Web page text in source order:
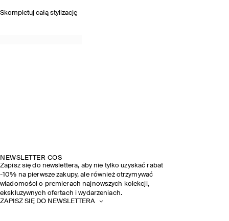
Skompletuj całą stylizację
NEWSLETTER COS
Zapisz się do newslettera, aby nie tylko uzyskać rabat
-10% na pierwsze zakupy, ale również otrzymywać
wiadomości o premierach najnowszych kolekcji,
ekskluzywnych ofertach i wydarzeniach.
ZAPISZ SIĘ DO NEWSLETTERA